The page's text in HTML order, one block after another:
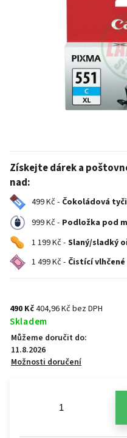
Získejte dárek a
nad:
499 Kč - Čokoládová
999 Kč - Podložka pod
1 199 Kč - Slaný/sladký
1 499 Kč - Čistící
490 Kč404,96 Kč bez DPH
Skladem
Můžeme doručit do:
11.8.2026
Možnosti doručení